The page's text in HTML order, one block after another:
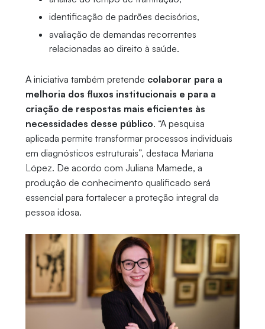
identificação de padrões decisórios,
avaliação de demandas recorrentes
relacionadas ao direito à saúde.
A iniciativa também pretende colaborar para a
melhoria dos fluxos institucionais e para a
criação de respostas mais eficientes às
necessidades desse público. “A pesquisa
aplicada permite transformar processos individuais
em diagnósticos estruturais”, destaca Mariana
López. De acordo com Juliana Mamede, a
produção de conhecimento qualificado será
essencial para fortalecer a proteção integral da
pessoa idosa.